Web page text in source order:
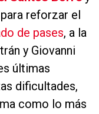
reforzar el
de pases, a la
y Giovanni
últimas
dificultades,
como lo más